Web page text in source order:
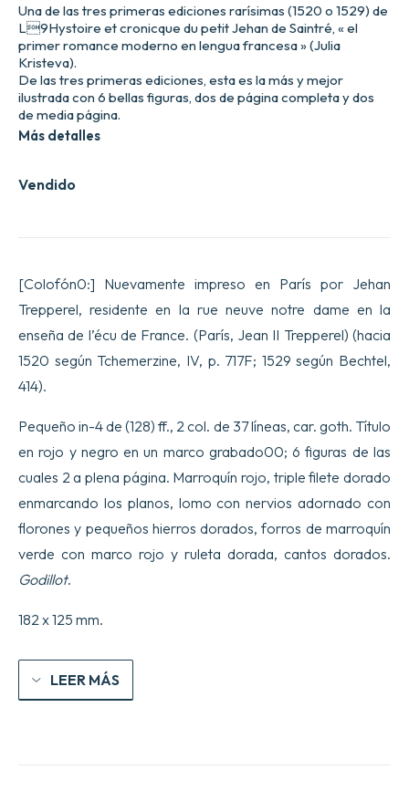
Vendido
Una de las tres primeras ediciones rarísimas (1520 o 1529) de
L9Hystoire et cronicque du petit Jehan de Saintré, « el
primer romance moderno en lengua francesa » (Julia
Kristeva).
De las tres primeras ediciones, esta es la más y mejor
ilustrada con 6 bellas figuras, dos de página completa y dos
de media página.
Más detalles
[Colofón0:] Nuevamente impreso en París por Jehan
Trepperel, residente en la rue neuve notre dame en la
enseña de l’écu de France. (París, Jean II Trepperel) (hacia
1520 según Tchemerzine, IV, p. 717F; 1529 según Bechtel,
414).
Pequeño in-4 de (128) ff., 2 col. de 37 líneas, car. goth. Título
en rojo y negro en un marco grabado00; 6 figuras de las
cuales 2 a plena página. Marroquín rojo, triple filete dorado
enmarcando los planos, lomo con nervios adornado con
florones y pequeños hierros dorados, forros de marroquín
verde con marco rojo y ruleta dorada, cantos dorados.
Godillot.
182 x 125 mm.
LEER MÁS